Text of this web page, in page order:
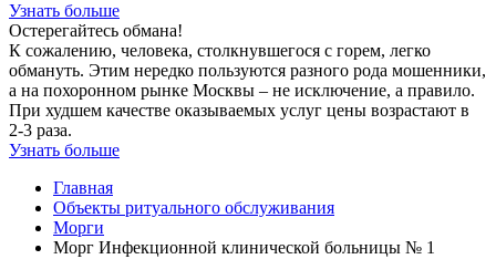
Узнать больше
Остерегайтесь обмана!
К сожалению, человека, столкнувшегося с горем, легко
обмануть. Этим нередко пользуются разного рода мошенники,
а на похоронном рынке Москвы – не исключение, а правило.
При худшем качестве оказываемых услуг цены возрастают в
2-3 раза.
Узнать больше
Главная
Объекты ритуального обслуживания
Морги
Морг Инфекционной клинической больницы № 1